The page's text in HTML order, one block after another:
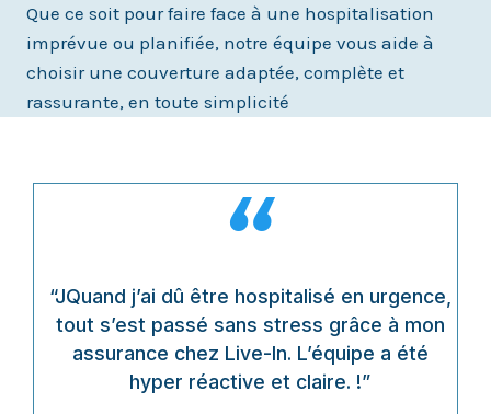
Que ce soit pour faire face à une hospitalisation
imprévue ou planifiée, notre équipe vous aide à
choisir une couverture adaptée, complète et
rassurante, en toute simplicité
“
“JQuand j’ai dû être hospitalisé en urgence,
tout s’est passé sans stress grâce à mon
assurance chez Live-In. L’équipe a été
hyper réactive et claire. !”